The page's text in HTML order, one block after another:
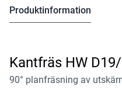
Produktinformation
Kantfräs HW
90° planfräsning av